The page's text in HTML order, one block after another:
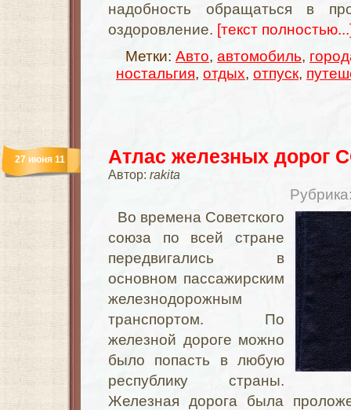
надобность обращаться в
оздоровление. [текст
Метки: Авто, автомобиль,
ностальгия, отдых, отпуск,
Атлас железных дорог
Автор: rakita
27 июня 11
Во времена Советского
союза по всей стране
передвигались в
основном пассажирским
железнодорожным
транспортом. По
железной дороге можно
было попасть в любую
республику страны.
Железная дорога была